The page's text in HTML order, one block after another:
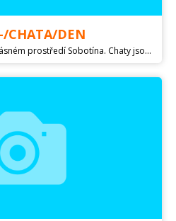
CHATA/DEN
od 1050,-KČ/NOC/CHATA v krásném prostředí Sobotína. Chaty jsou umístěny na zahradě poblíž rodinného domu s úžasnými výhledy na okolní hory, pastviny, lesy a louky. V letních obdobích velké využití turistiky ,cykloturistiky . Nedaleko termální koupaliště, zámek a ruční papírna .Chaty jsou kompletně vybaveny.